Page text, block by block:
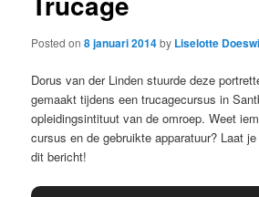
Posted on8 januari 2014by Liselotte
Dorus van der Linden stuurde deze
gemaakt tijdens een trucagecursus in
opleidingsintituut van de omroep. Weet
cursus en de gebruikte apparatuur? Laat
dit bericht!